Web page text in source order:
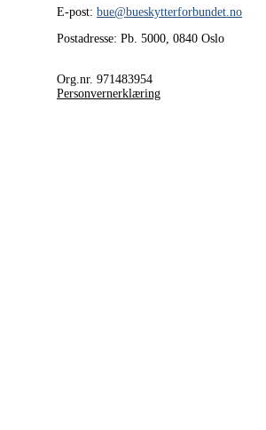
E-post: bue@bueskytterforbundet.no
Postadresse: Pb. 5000, 0840 Oslo
Org.nr. 971483954
Personvernerklæring